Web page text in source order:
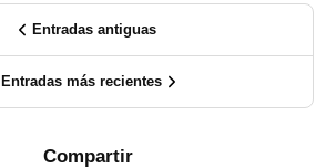
Entradas antiguas
Entradas más recientes
Compartir